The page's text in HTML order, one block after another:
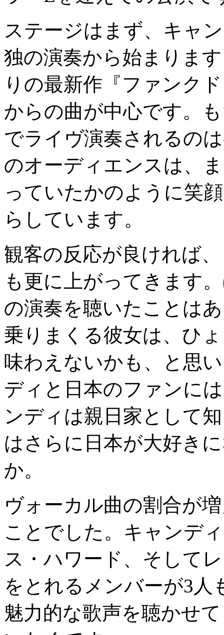
ステージはまず、キャ
独の演奏から始まりま
りの最新作『ファンク
からの曲が中心です。
でライヴ演奏されるの
のオーディエンスは、
っていたかのように笑
らしています。
観客の反応が良ければ
も更に上がってきます
の演奏を聴いたことは
乗りまくる彼女は、ひ
味わえないかも、と思
ディと日本のファンに
ンディは親日家として
はさらに日本が大好き
か。
ヴォーカル曲の割合が
ことでした。キャンデ
ス・ハワード、そして
をとれるメンバーが3人
魅力的な歌声を聴かせ